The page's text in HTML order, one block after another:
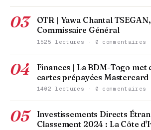
03
OTR | Yawa Chantal
Commissaire Général
1525 lectures · 0 commentaires
04
Finances | La BDM-Togo met
cartes prépayées Mastercard
1402 lectures · 0 commentaires
05
Investissements Directs
Classement 2024 : La Côte